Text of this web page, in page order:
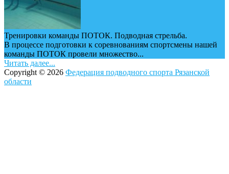
Тренировки команды ПОТОК. Подводная стрельба.
В процессе подготовки к соревнованиям спортсмены нашей
команды ПОТОК провели множество...
Читать далее...
Copyright © 2026 Федерация подводного спорта Рязанской
области